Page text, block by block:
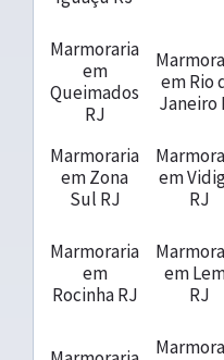
Marmoraria
em
Queimados
RJ
em Rio
Janeiro
Marmoraria
em Zona
Sul RJ
em
RJ
Marmoraria
em
Rocinha RJ
em
RJ